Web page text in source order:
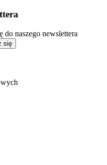
do naszego newslettera
się